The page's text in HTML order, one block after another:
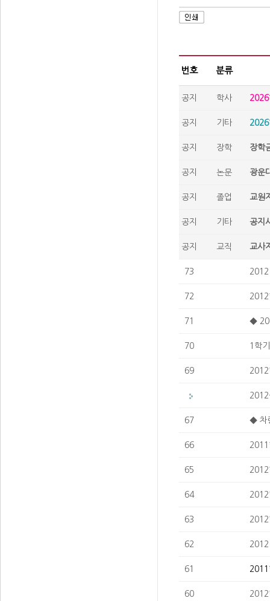
번호 분류
공지 학사 2026
공지 기타 2026
공지 장학 장학
공지 논문 광운
공지 졸업 교원
공지 기타 공지
공지 교직 교사
73 2012
72 2012
71 ◆
70 1학
69 2012
67 ◆ 차
66 2011
65 2012
64 2012
63 2012
62 2012
61 2011
60 2012